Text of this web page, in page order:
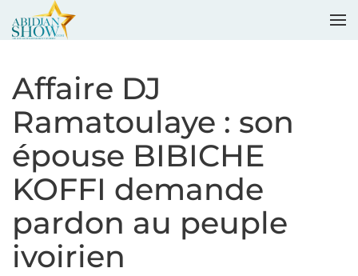
Affaire DJ
Ramatoulaye : son
épouse BIBICHE
KOFFI demande
pardon au peuple
ivoirien